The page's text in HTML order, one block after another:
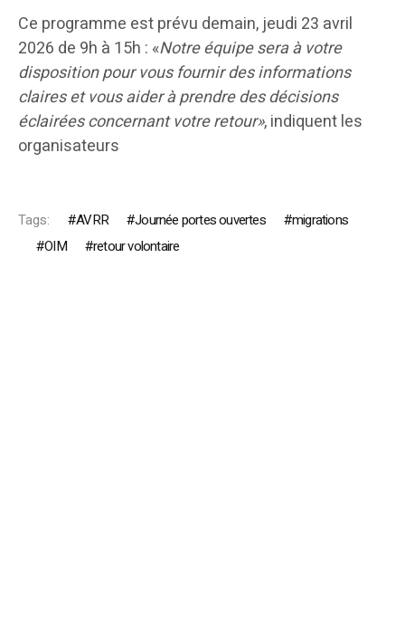
Ce programme est prévu demain, jeudi 23 avril
2026 de 9h à 15h : «Notre équipe sera à votre
disposition pour vous fournir des informations
claires et vous aider à prendre des décisions
éclairées concernant votre retour», indiquent les
organisateurs
Tags: AVRR Journée portes ouvertes
migrations
OIM
retour volontaire